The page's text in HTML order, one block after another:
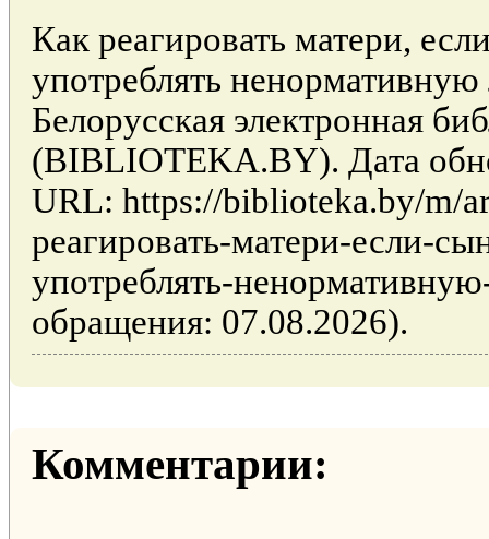
Как реагировать матери,
употреблять
Белорусская электронная
(BIBLIOTEKA.BY). Дата
URL: https://biblioteka.by/m/
реагировать-матери-если-
употреблять-
обращения: 07.08.2026).
Комментарии: